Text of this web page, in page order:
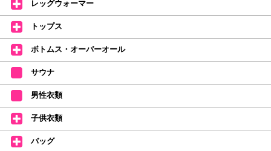
皆さまのダンスライフをサポートできるようなさまざまな商品をご紹介して
おります。
【新商品はこちらから】 ←ここをクリック♪
レッグウォーマー
トップス
ボトムス・オーバーオール
サウナ
男性衣類
子供衣類
バッグ